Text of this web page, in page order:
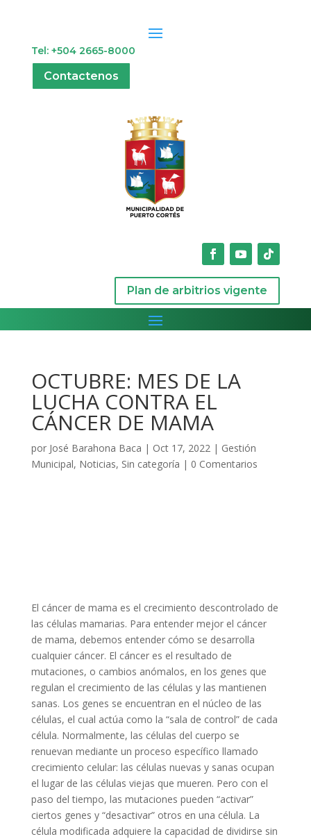
Tel: +504 2665-8000
Contactenos
Plan de arbitrios vigente
OCTUBRE: MES DE LA
LUCHA CONTRA EL
CÁNCER DE MAMA
por José Barahona Baca | Oct 17, 2022| Gestión
Municipal, Noticias, Sin categoría | 0 Comentarios
El cáncer de mama es el crecimiento descontrolado de
las células mamarias. Para entender mejor el cáncer
de mama, debemos entender cómo se desarrolla
cualquier cáncer. El cáncer es el resultado de
mutaciones, o cambios anómalos, en los genes que
regulan el crecimiento de las células y las mantienen
sanas. Los genes se encuentran en el núcleo de las
células, el cual actúa como la “sala de control” de cada
célula. Normalmente, las células del cuerpo se
renuevan mediante un proceso específico llamado
crecimiento celular: las células nuevas y sanas ocupan
el lugar de las células viejas que mueren. Pero con el
paso del tiempo, las mutaciones pueden “activar”
ciertos genes y “desactivar” otros en una célula. La
célula modificada adquiere la capacidad de dividirse sin